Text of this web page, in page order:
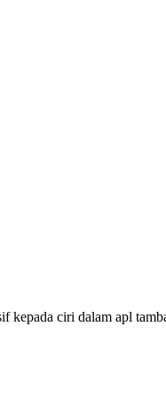
kepada ciri dalam apl